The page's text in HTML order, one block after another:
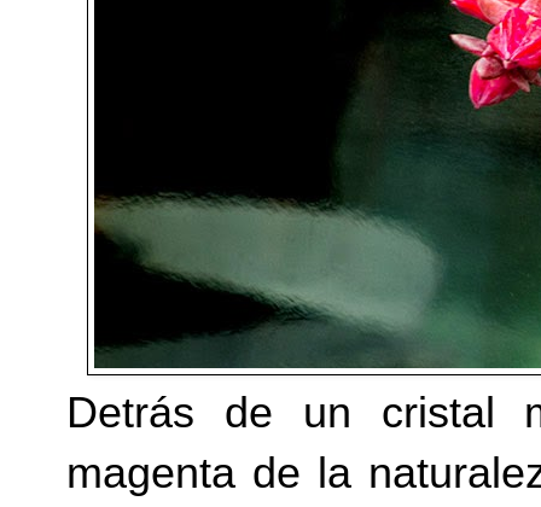
Detrás de un cristal
magenta de la